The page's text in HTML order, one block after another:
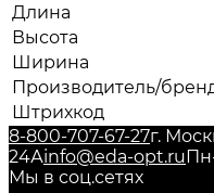
Длина
Высота
Ширина
Производитель/
Штрихкод
8-800-707-67-27г.
24Аinfo@eda-opt.ru
Мы в соц.сетях